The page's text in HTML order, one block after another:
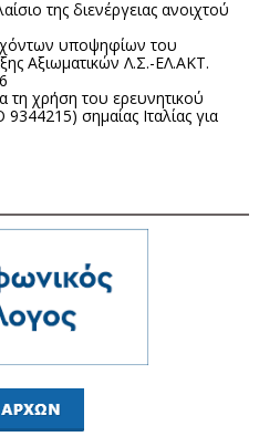
της διενέργειας ανοιχτού
υποψηφίων του
Αξιωματικών Λ.Σ.-ΕΛ.ΑΚΤ.
τη χρήση του ερευνητικού
σημαίας Ιταλίας για